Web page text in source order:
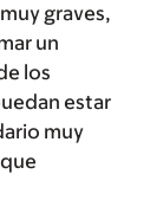
graves,
un
los
estar
muy